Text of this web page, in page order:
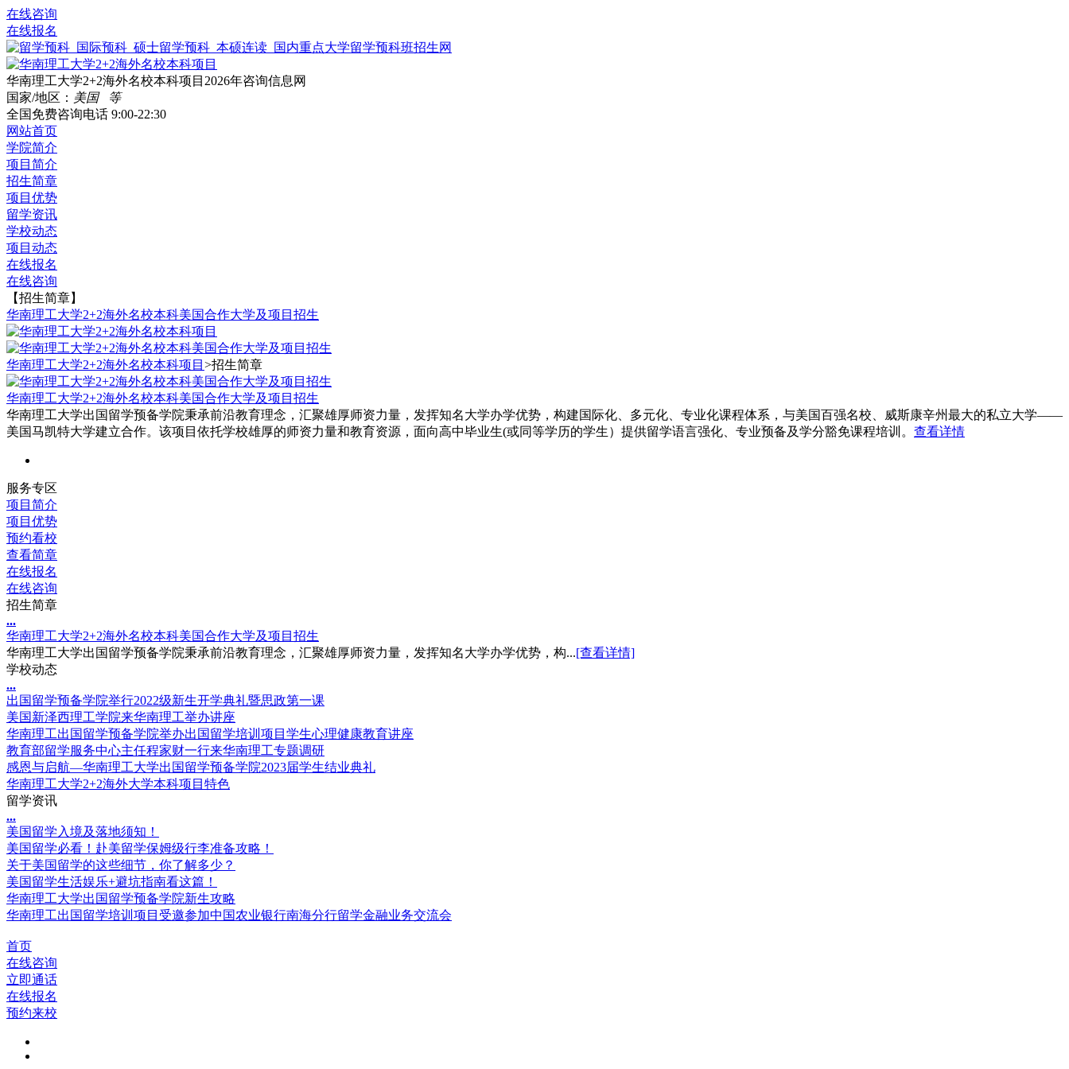
在线咨询
在线报名
华南理工大学2+2海外名校本科项目2026年咨询信息网
国家/地区： 美国 等
全国免费咨询电话 9:00-22:30
网站首页
学院简介
项目简介
招生简章
项目优势
留学资讯
学校动态
项目动态
在线报名
在线咨询
【招生简章】
华南理工大学2+2海外名校本科美国合作大学及项目招生
华南理工大学2+2海外名校本科项目 >招生简章
华南理工大学2+2海外名校本科美国合作大学及项目招生
华南理工大学出国留学预备学院秉承前沿教育理念，汇聚雄厚师资力量，发挥知名大学办学优势，构建国际化、多元化、专业化课程体系，与美国百强名校、威斯康辛州最大的私立大学——
美国马凯特大学建立合作。该项目依托学校雄厚的师资力量和教育资源，面向高中毕业生(或同等学历的学生）提供留学语言强化、专业预备及学分豁免课程培训。 查看详情
服务专区
项目简介
项目优势
预约看校
查看简章
在线报名
在线咨询
招生简章
...
华南理工大学2+2海外名校本科美国合作大学及项目招生
华南理工大学出国留学预备学院秉承前沿教育理念，汇聚雄厚师资力量，发挥知名大学办学优势，构...[查看详情]
学校动态
...
出国留学预备学院举行2022级新生开学典礼暨思政第一课
美国新泽西理工学院来华南理工举办讲座
华南理工出国留学预备学院举办出国留学培训项目学生心理健康教育讲座
教育部留学服务中心主任程家财一行来华南理工专题调研
感恩与启航—华南理工大学出国留学预备学院2023届学生结业典礼
华南理工大学2+2海外大学本科项目特色
留学资讯
...
美国留学入境及落地须知！
美国留学必看！赴美留学保姆级行李准备攻略！
关于美国留学的这些细节，你了解多少？
美国留学生活娱乐+避坑指南看这篇！
华南理工大学出国留学预备学院新生攻略
华南理工出国留学培训项目受邀参加中国农业银行南海分行留学金融业务交流会
首页
在线咨询
立即通话
在线报名
预约来校